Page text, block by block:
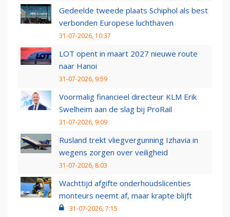
Gedeelde tweede plaats Schiphol als best
verbonden Europese luchthaven
31-07-2026, 10:37
LOT opent in maart 2027 nieuwe route
naar Hanoi
31-07-2026, 9:59
Voormalig financieel directeur KLM Erik
Swelheim aan de slag bij ProRail
31-07-2026, 9:09
Rusland trekt vliegvergunning Izhavia in
wegens zorgen over veiligheid
31-07-2026, 8:03
Wachttijd afgifte onderhoudslicenties
monteurs neemt af, maar krapte blijft
31-07-2026, 7:15